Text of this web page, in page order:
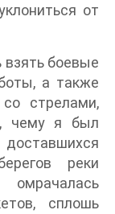
от
боевые
а также
стрелами,
чему я был
реки
сплошь